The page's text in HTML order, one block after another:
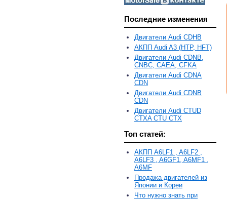
Последние изменения
Двигатели Audi CDHB
АКПП Audi A3 (HTP, HFT)
Двигатели Audi CDNB,
CNBC, CAEA, CFKA
Двигатели Audi CDNA
CDN
Двигатели Audi CDNB
CDN
Двигатели Audi CTUD
CTXA CTU CTX
Топ статей:
АКПП A6LF1 , A6LF2 ,
A6LF3 , A6GF1, A6MF1 ,
A6MF
Продажа двигателей из
Японии и Кореи
Что нужно знать при